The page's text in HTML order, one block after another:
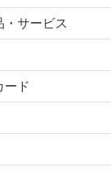
・サービス
ード